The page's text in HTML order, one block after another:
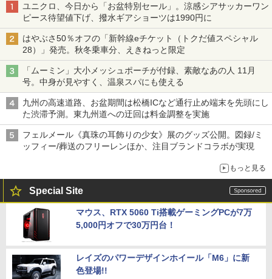
ユニクロ、今日から「お盆特別セール」。涼感シアサッカーワン
ピース待望値下げ、撥水ギアショーツは1990円に
はやぶさ50％オフの「新幹線eチケット（トクだ値スペシャル
28）」発売。秋冬乗車分、えきねっと限定
「ムーミン」大小メッシュポーチが付録、素敵なあの人 11月
号。中身が見やすく、温泉スパにも使える
九州の高速道路、お盆期間は松橋ICなど通行止め端末を先頭にし
た渋滞予測。東九州道への迂回は料金調整を実施
フェルメール《真珠の耳飾りの少女》展のグッズ公開。図録/ミ
ッフィー/葬送のフリーレンほか、注目ブランドコラボが実現
もっと見る
Special Site
マウス、RTX 5060 Ti搭載ゲーミングPCが7万
5,000円オフで30万円台！
レイズのパワーデザインホイール「M6」に新
色登場!!